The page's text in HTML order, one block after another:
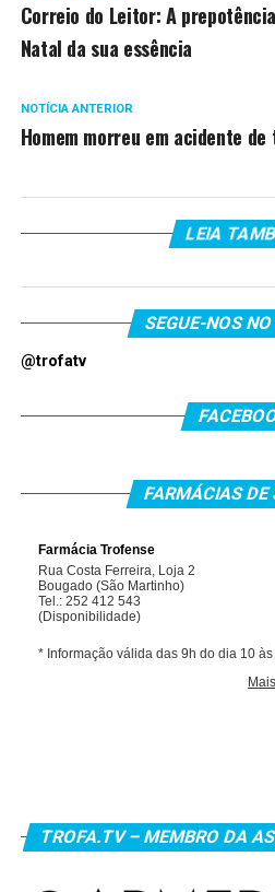
Correio do Leitor: A
Natal da sua essência
NOTÍCIA ANTERIOR
Homem morreu em acidente
LEIA
SEGUE-NOS
@trofatv
FARMÁCIAS DE
TROFA.TV – MEMBRO DA